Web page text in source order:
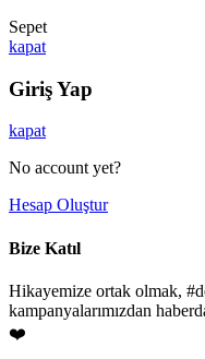
Sepet
kapat
Giriş Yap
kapat
No account yet?
Hesap Oluştur
Bize Katıl
Hikayemize ortak olmak,
kampanyalarımızdan
❤️